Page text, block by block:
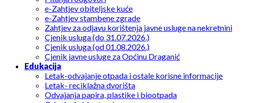
e-Zahtjev obiteljske kuće
e-Zahtjev stambene zgrade
Zahtjev za odjavu korištenja javne usluge na nekretnini
Cjenik usluga (do 31.07.2026.)
Cjenik usluga (od 01.08.2026.)
Cjenik javne usluge za Općinu Draganić
Edukacija
Letak-odvajanje otpada i ostale korisne informacije
Letak- reciklažna dvorišta
Odvajanja papira, plastike i biootpada